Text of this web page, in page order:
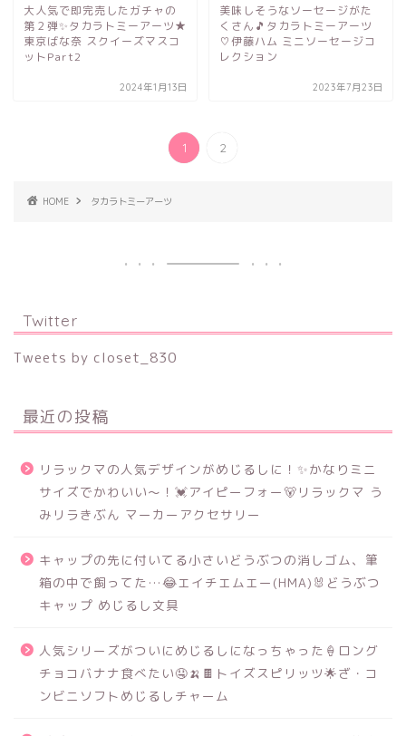
大人気で即完売したガチャの
第２弾✨タカラトミーアーツ★
東京ばな奈 スクイーズマスコ
ットPart2
2024年1月13日
美味しそうなソーセージがた
くさん🎵タカラトミーアーツ
♡伊藤ハム ミニソーセージコ
レクション
2023年7月23日
1 2
HOME タカラトミーアーツ
Twitter
Tweets by closet_830
最近の投稿
リラックマの人気デザインがめじるしに！✨かなりミニ
サイズでかわいい～！💓アイピーフォー🐻リラックマ う
みリラきぶん マーカーアクセサリー
キャップの先に付いてる小さいどうぶつの消しゴム、筆
箱の中で飼ってた…😂エイチエムエー(HMA)🐰どうぶつ
キャップ めじるし文具
人気シリーズがついにめじるしになっちゃった🍦ロング
チョコバナナ食べたい🤤🍌🍫トイズスピリッツ🌟ざ・コ
ンビニソフトめじるしチャーム